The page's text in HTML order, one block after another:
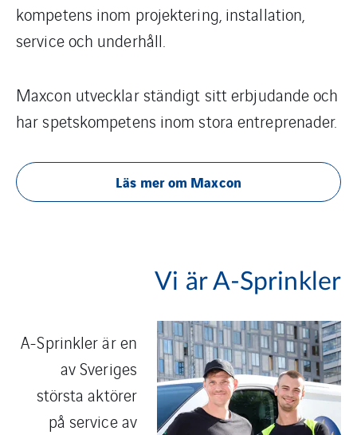
kompetens inom projektering, installation,
service och underhåll.
Maxcon utvecklar ständigt sitt erbjudande och
har spetskompetens inom stora entreprenader.
Läs mer om Maxcon
Vi är A-Sprinkler
A-Sprinkler är en
av Sveriges
största aktörer
på service av